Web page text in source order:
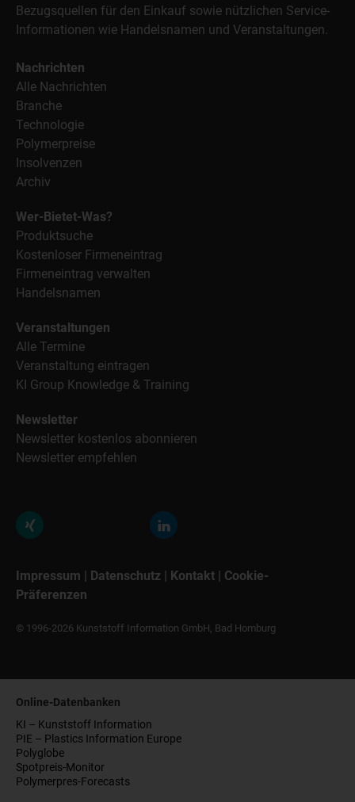
Bezugsquellen für den Einkauf sowie nützlichen Service-
Informationen wie Handelsnamen und Veranstaltungen.
Nachrichten
Alle Nachrichten
Branche
Technologie
Polymerpreise
Insolvenzen
Archiv
Wer-Bietet-Was?
Produktsuche
Kostenloser Firmeneintrag
Firmeneintrag verwalten
Handelsnamen
Veranstaltungen
Alle Termine
Veranstaltung eintragen
KI Group Knowledge & Training
Newsletter
Newsletter kostenlos abonnieren
Newsletter empfehlen
Impressum | Datenschutz | Kontakt | Cookie-
Präferenzen
© 1996-2026 Kunststoff Information GmbH, Bad Homburg
Online-Datenbanken
KI – Kunststoff Information
PIE – Plastics Information Europe
Polyglobe
Spotpreis-Monitor
Polymerpres-Forecasts